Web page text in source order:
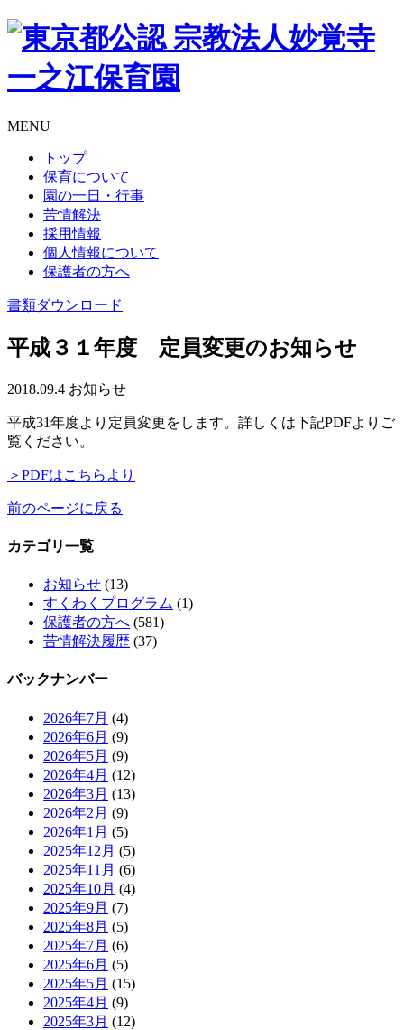
MENU
トップ
保育について
園の一日・行事
苦情解決
採用情報
個人情報について
保護者の方へ
書類ダウンロード
平成３１年度 定員変更のお知らせ
2018.09.4 お知らせ
平成31年度より定員変更をします。詳しくは下記PDFよりご
覧ください。
＞PDFはこちらより
前のページに戻る
カテゴリ一覧
お知らせ (13)
すくわくプログラム (1)
保護者の方へ (581)
苦情解決履歴 (37)
バックナンバー
2026年7月 (4)
2026年6月 (9)
2026年5月 (9)
2026年4月 (12)
2026年3月 (13)
2026年2月 (9)
2026年1月 (5)
2025年12月 (5)
2025年11月 (6)
2025年10月 (4)
2025年9月 (7)
2025年8月 (5)
2025年7月 (6)
2025年6月 (5)
2025年5月 (15)
2025年4月 (9)
2025年3月 (12)